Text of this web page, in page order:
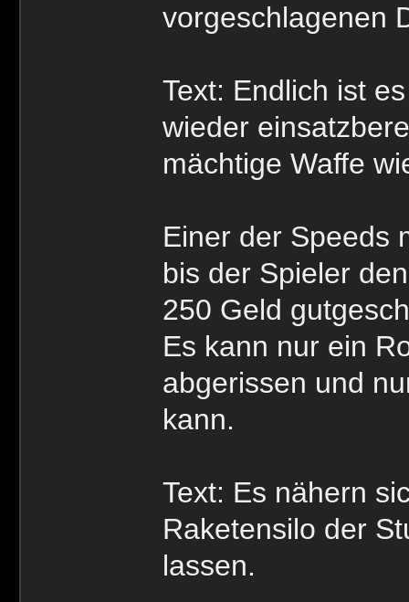
vorgeschlagenen
Text: Endlich ist
wieder
mächtige Waffe
Einer der Speeds
bis der Spieler
250 Geld
Es kann nur ein
abgerissen und
kann.
Text: Es nähern
Raketensilo der
lassen.